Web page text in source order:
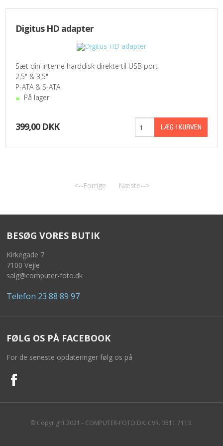
KABLER
KIKKERTER
DRONER & TILBEHØR
PASFOTO
UDEKØRENDE IT-SUPPORT
TILBUD
VILKÅR
SØGNING
KONTAKT
Digitus HD adapter
Sæt din interne harddisk direkte til USB port
2,5" & 3,5"
P-ATA & S-ATA
På lager
399,00 DKK
<--Forrige Næste-->
BESØG VORES BUTIK
Kirkegade 7
7100 Vejle
salg@computer-foto.dk
Telefon 23 88 89 97
FØLG OS PÅ FACEBOOK
For de seneste opdateringer følg os på
© Copyright 2021 - COMPUTER-FOTO.DK. CVR. 3511 7113.